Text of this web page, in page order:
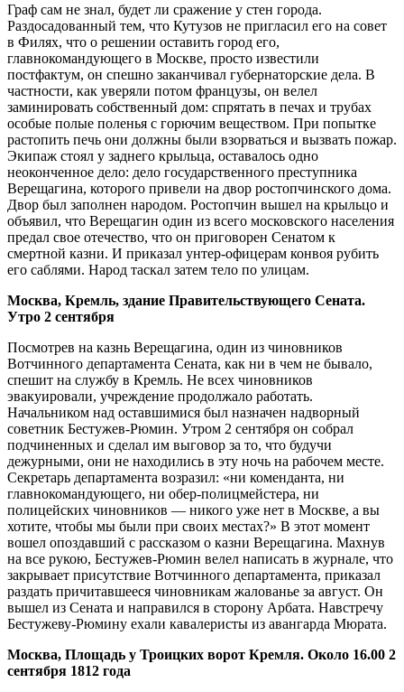
Граф сам не знал, будет ли сражение у стен города.
Раздосадованный тем, что Кутузов не пригласил его на совет
в Филях, что о решении оставить город его,
главнокомандующего в Москве, просто известили
постфактум, он спешно заканчивал губернаторские дела. В
частности, как уверяли потом французы, он велел
заминировать собственный дом: спрятать в печах и трубах
особые полые поленья с горючим веществом. При попытке
растопить печь они должны были взорваться и вызвать пожар.
Экипаж стоял у заднего крыльца, оставалось одно
неоконченное дело: дело государственного преступника
Верещагина, которого привели на двор ростопчинского дома.
Двор был заполнен народом. Ростопчин вышел на крыльцо и
объявил, что Верещагин один из всего московского населения
предал свое отечество, что он приговорен Сенатом к
смертной казни. И приказал унтер-офицерам конвоя рубить
его саблями. Народ таскал затем тело по улицам.
Москва, Кремль, здание Правительствующего Сената.
Утро 2 сентября
Посмотрев на казнь Верещагина, один из чиновников
Вотчинного департамента Сената, как ни в чем не бывало,
спешит на службу в Кремль. Не всех чиновников
эвакуировали, учреждение продолжало работать.
Начальником над оставшимися был назначен надворный
советник Бестужев-Рюмин. Утром 2 сентября он собрал
подчиненных и сделал им выговор за то, что будучи
дежурными, они не находились в эту ночь на рабочем месте.
Секретарь департамента возразил: «ни коменданта, ни
главнокомандующего, ни обер-полицмейстера, ни
полицейских чиновников — никого уже нет в Москве, а вы
хотите, чтобы мы были при своих местах?» В этот момент
вошел опоздавший с рассказом о казни Верещагина. Махнув
на все рукою, Бестужев-Рюмин велел написать в журнале, что
закрывает присутствие Вотчинного департамента, приказал
раздать причитавшееся чиновникам жалованье за август. Он
вышел из Сената и направился в сторону Арбата. Навстречу
Бестужеву-Рюмину ехали кавалеристы из авангарда Мюрата.
Москва, Площадь у Троицких ворот Кремля. Около 16.00 2
сентября 1812 года